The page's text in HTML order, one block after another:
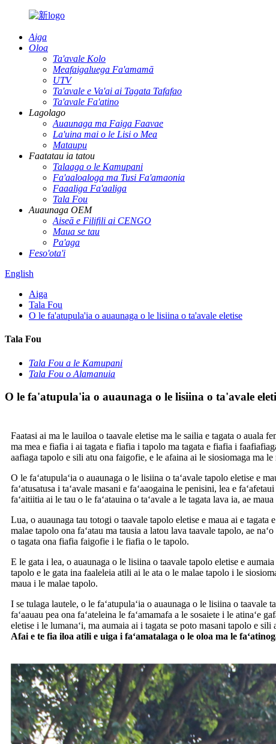
Aiga
Oloa
Ta'avale Kolo
Meafaigaluega Fa'amamā
UTV
Ta'avale e Va'ai ai Tagata Tafafao
Ta'avale Fa'atino
Lagolago
Auaunaga ma Faiga Faavae
La'uina mai o le Lisi o Mea
Mataupu
Faatatau ia tatou
Talaaga o le Kamupani
Fa'aaloaloga ma Tusi Fa'amaonia
Faaaliga Fa'aaliga
Tala Fou
Auaunaga OEM
Aiseā e Filifili ai CENGO
Maua se tau
Pa'aga
Feso'ota'i
English
Aiga
Tala Fou
O le fa'atupula'ia o auaunaga o le lisiina o ta'avale eletise
Tala Fou
Tala Fou a le Kamupani
Tala Fou o Alamanuia
O le fa'atupula'ia o auaunaga o le lisiina o ta'avale
Faatasi ai ma le lauiloa o taavale eletise ma le sailia e tagata o auala
ma mea e fiafia i ai tagata e fiafia i tapolo ma tagata e fiafia i
aafiaga tapolo e sili atu ona faigofie, e le afaina ai le siosiomaga ma le
O le faʻatupulaʻia o auaunaga o le lisiina o taʻavale tapolo eletise e
faʻatusatusa i taʻavale masani e faʻaaogaina le penisini, lea e
faʻaitiitia ai le tau o le faʻatauina o taʻavale a le tagata lava ia, ae
Lua, o auaunaga tau totogi o taavale tapolo eletise e maua ai e
malae tapolo ona faʻatau ma tausia a latou lava taavale tapolo, ae
o tagata ona fiafia faigofie i le fiafia o le tapolo.
E le gata i lea, o auaunaga o le lisiina o taavale tapolo eletise e
tapolo e le gata ina faaleleia atili ai le ata o le malae tapolo i le
maua i le malae tapolo.
I se tulaga lautele, o le faʻatupulaʻia o auaunaga o le lisiina o
faʻaauau pea ona faʻateleina le faʻamamafa a le sosaiete i le atinaʻe
eletise i le lumanaʻi, ma aumaia ai i tagata se poto masani tapolo e
Afai e te fia iloa atili e uiga i faʻamatalaga o le oloa ma le